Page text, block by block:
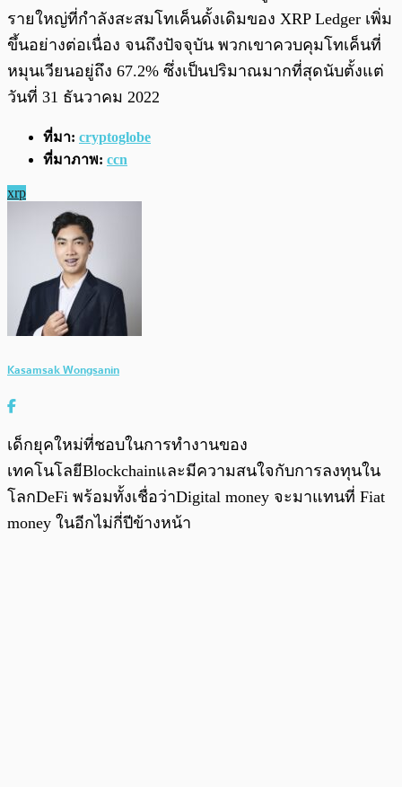
รายใหญ่ที่กำลังสะสมโทเค็นดั้งเดิมของ XRP Ledger เพิ่ม
ขึ้นอย่างต่อเนื่อง จนถึงปัจจุบัน พวกเขาควบคุมโทเค็นที่
หมุนเวียนอยู่ถึง 67.2% ซึ่งเป็นปริมาณมากที่สุดนับตั้งแต่
วันที่ 31 ธันวาคม 2022
ที่มา: cryptoglobe
ที่มาภาพ: ccn
xrp
Kasamsak Wongsanin
เด็กยุคใหม่ที่ชอบในการทำงานของ
เทคโนโลยีBlockchainและมีความสนใจกับการลงทุนใน
โลกDeFi พร้อมทั้งเชื่อว่าDigital money จะมาแทนที่ Fiat
money ในอีกไม่กี่ปีข้างหน้า